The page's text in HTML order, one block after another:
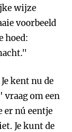
wijze
voorbeeld
hoed:
kent nu de
vraag om een
er nú eentje
Je kunt de